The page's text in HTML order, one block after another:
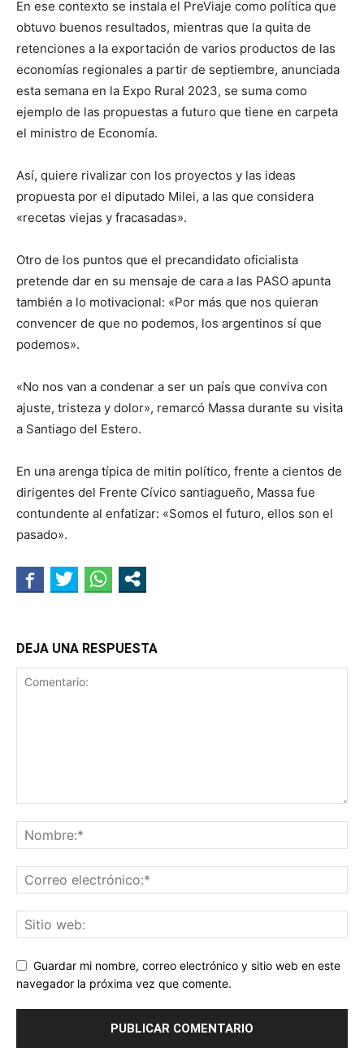
En ese contexto se instala el PreViaje como política que
obtuvo buenos resultados, mientras que la quita de
retenciones a la exportación de varios productos de las
economías regionales a partir de septiembre, anunciada
esta semana en la Expo Rural 2023, se suma como
ejemplo de las propuestas a futuro que tiene en carpeta
el ministro de Economía.
Así, quiere rivalizar con los proyectos y las ideas
propuesta por el diputado Milei, a las que considera
«recetas viejas y fracasadas».
Otro de los puntos que el precandidato oficialista
pretende dar en su mensaje de cara a las PASO apunta
también a lo motivacional: «Por más que nos quieran
convencer de que no podemos, los argentinos sí que
podemos».
«No nos van a condenar a ser un país que conviva con
ajuste, tristeza y dolor», remarcó Massa durante su visita
a Santiago del Estero.
En una arenga típica de mitin político, frente a cientos de
dirigentes del Frente Cívico santiagueño, Massa fue
contundente al enfatizar: «Somos el futuro, ellos son el
pasado».
DEJA UNA RESPUESTA
Guardar mi nombre, correo electrónico y sitio web en este
navegador la próxima vez que comente.